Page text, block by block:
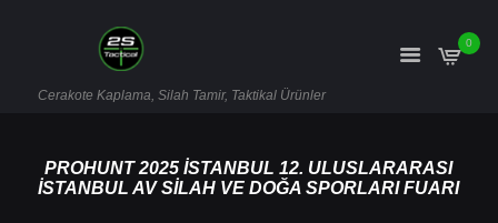
Cerakote Kaplama, Silah Tamir, Taktikal Ürünler
0
PROHUNT 2025 İSTANBUL 12. ULUSLARARASI
İSTANBUL AV SILAH VE DOĞA SPORLARI FUARI